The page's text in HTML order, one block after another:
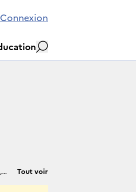
Connexion
Rechercher
,
Tout voir